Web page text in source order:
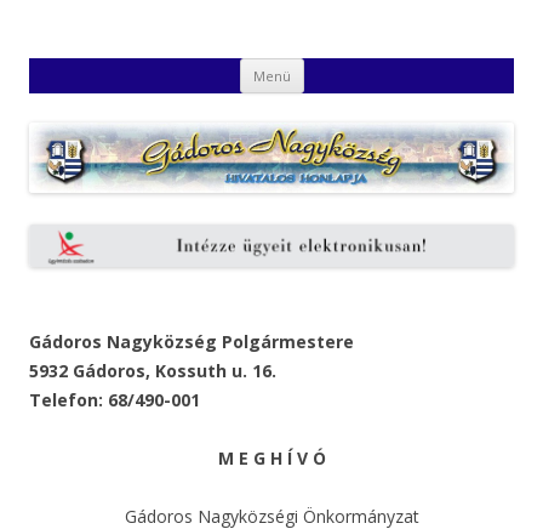
Honlapja
Menü Kilépés
a
Gádoros Nagyközség Polgármestere
5932 Gádoros, Kossuth u. 16.
Telefon: 68/490-001
M E G H Í V Ó
Gádoros Nagyközségi Önkormányzat